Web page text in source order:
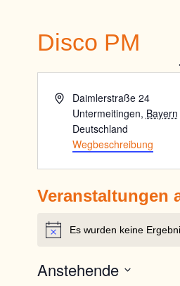
Disco PM
AdresseDaimlerstraße 24
Untermeitingen, Bayern
Deutschland
Wegbeschreibung
Veranstaltungen
HinweisEs wurden keine
Anstehende